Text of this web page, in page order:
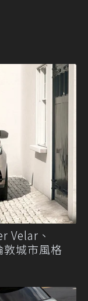
Velar、
城市風格